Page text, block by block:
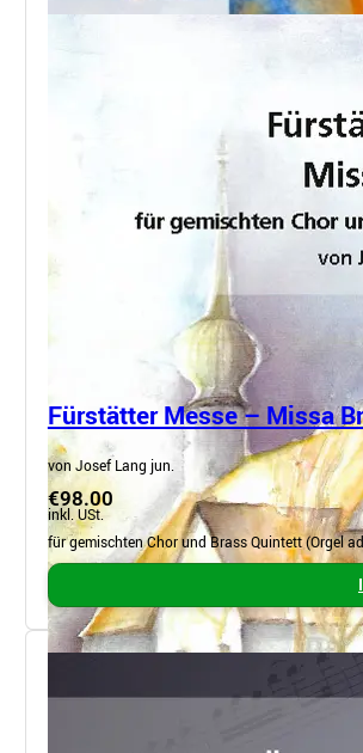
Fürstätter Messe – Missa
von Josef Lang jun.
€98.00
inkl. USt.
für gemischten Chor und Brass Quintett (Orgel